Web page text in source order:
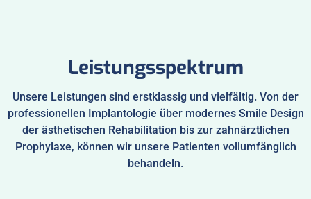
Leistungsspektrum
Unsere Leistungen sind erstklassig und vielfältig. Von der
professionellen Implantologie über modernes Smile Design
der ästhetischen Rehabilitation bis zur zahnärztlichen
Prophylaxe, können wir unsere Patienten vollumfänglich
behandeln.